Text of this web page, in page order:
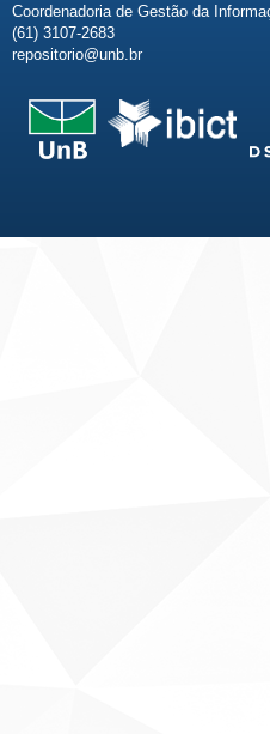
Coordenadoria de Gestão da
(61) 3107-2683
repositorio@unb.br